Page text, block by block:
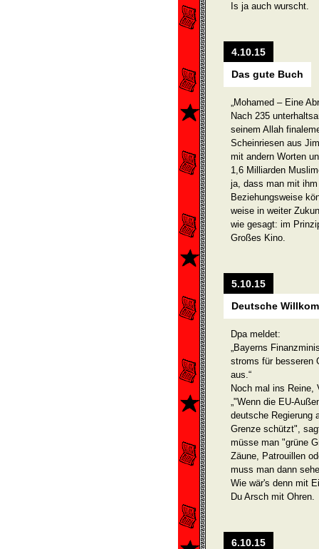
Is ja auch wurscht.
4.10.15
Das gute Buch
„Mohamed – Eine
Nach 235
seinem Allah
Scheinriesen aus
mit andern Worten
1,6 Milliarden
ja, dass man mit
Beziehungsweise
weise in weiter
wie gesagt: im
Großes Kino.
5.10.15
Deutsche
Dpa meldet:
„Bayerns
stroms für besseren
aus.“
Noch mal ins Reine,
„"Wenn die EU-
deutsche Regierung
Grenze schützt",
müsse man "grüne
Zäune, Patrouillen
muss man dann
Wie wär's denn mit
Du Arsch mit Ohren.
6.10.15